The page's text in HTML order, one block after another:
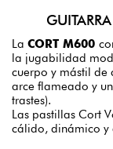
La CORT M600
la jugabilidad
cuerpo y mástil
arce flameado y
trastes).
Las pastillas Cort
cálido, dinámico y